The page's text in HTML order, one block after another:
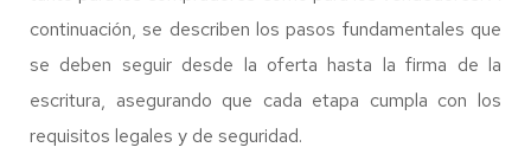
continuación, se describen los pasos fundamentales que
se deben seguir desde la oferta hasta la firma de la
escritura, asegurando que cada etapa cumpla con los
requisitos legales y de seguridad.